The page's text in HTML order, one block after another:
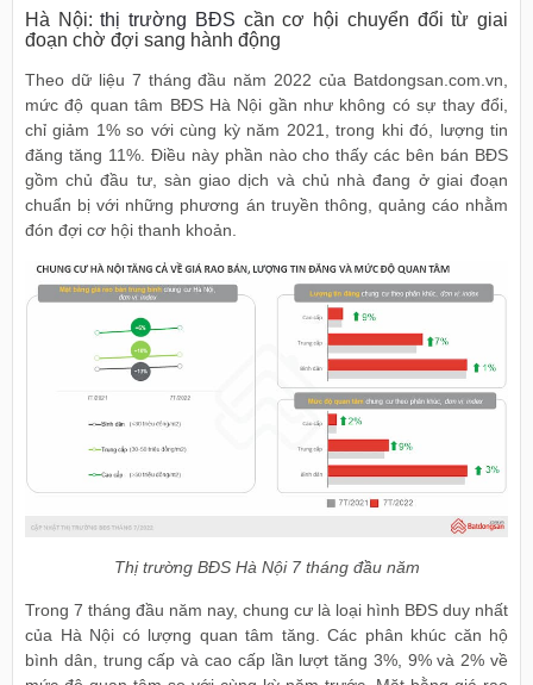
Hà Nội:thị trường BĐS cần cơ hội chuyển đổi từ giai
đoạn chờ đợi sang hành động
Theo dữ liệu 7 tháng đầu năm 2022 của Batdongsan.com.vn,
mức độ quan tâm BĐS Hà Nội gần như không có sự thay đổi,
chỉ giảm 1% so với cùng kỳ năm 2021, trong khi đó, lượng tin
đăng tăng 11%. Điều này phần nào cho thấy các bên bán BĐS
gồm chủ đầu tư, sàn giao dịch và chủ nhà đang ở giai đoạn
chuẩn bị với những phương án truyền thông, quảng cáo nhằm
đón đợi cơ hội thanh khoản.
Thị trường BĐS Hà Nội 7 tháng đầu năm
Trong 7 tháng đầu năm nay, chung cư là loại hình BĐS duy nhất
của Hà Nội có lượng quan tâm tăng. Các phân khúc căn hộ
bình dân, trung cấp và cao cấp lần lượt tăng 3%, 9% và 2% về